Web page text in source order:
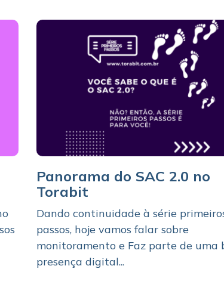
Panorama do SAC 2.0 no
Torabit
Dando continuidade à série
passos, hoje vamos falar sobre
monitoramento e Faz parte de uma
presença digital...